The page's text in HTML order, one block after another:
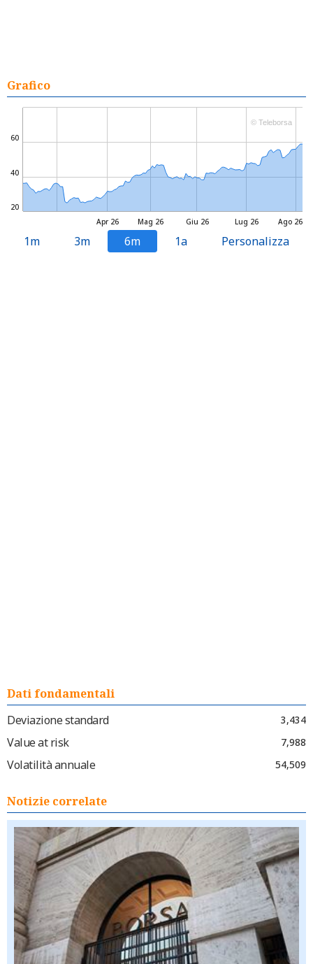
Grafico
Mag 26 Lug 26
Apr 26 Giu 26 Ago 26
20
40
60
© Teleborsa
1m 3m 6m 1a Personalizza
Dati fondamentali
Deviazione standard
3,434
Value at risk 7,988
Volatilità annuale 54,509
Notizie correlate